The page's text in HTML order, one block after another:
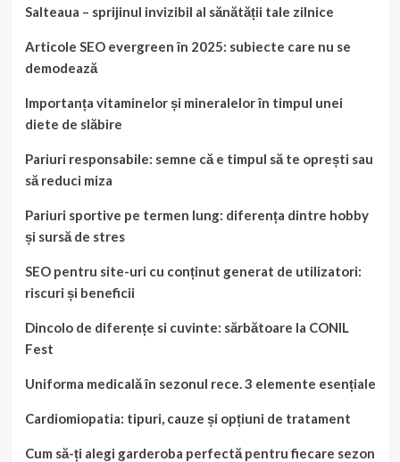
Salteaua – sprijinul invizibil al sănătății tale zilnice
Articole SEO evergreen în 2025: subiecte care nu se
demodează
Importanța vitaminelor și mineralelor în timpul unei
diete de slăbire
Pariuri responsabile: semne că e timpul să te oprești sau
să reduci miza
Pariuri sportive pe termen lung: diferența dintre hobby
și sursă de stres
SEO pentru site-uri cu conținut generat de utilizatori:
riscuri și beneficii
Dincolo de diferențe si cuvinte: sărbătoare la CONIL
Fest
Uniforma medicală în sezonul rece. 3 elemente esențiale
Cardiomiopatia: tipuri, cauze și opțiuni de tratament
Cum să-ți alegi garderoba perfectă pentru fiecare sezon